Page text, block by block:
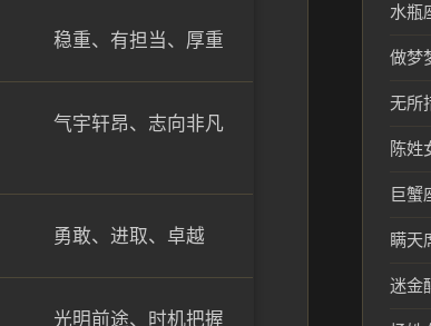
稳重、有担当、厚重
气宇轩昂、志向非凡
勇敢、进取、卓越
光明前途、时机把握
做梦
陈姓